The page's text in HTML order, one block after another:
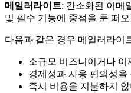
메일러라이트: 간소화된 이메
및 필수 기능에 중점을 둔 떠
다음과 같은 경우 메일러라이
소규모 비즈니이거나 이
경제성과 사용 편의성을
즉시 비용을 지불하지